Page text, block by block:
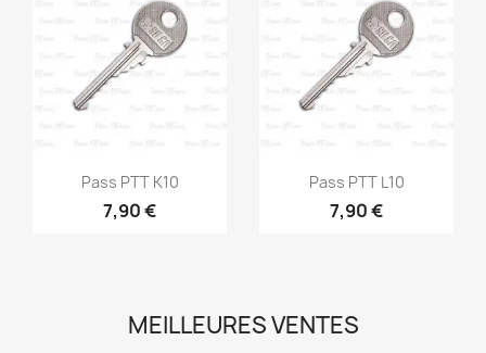
Aperçu rapide
Pass PTT K10
7,90 €
Aperçu rapide
Pass PTT L10
7,90 €
MEILLEURES VENTES